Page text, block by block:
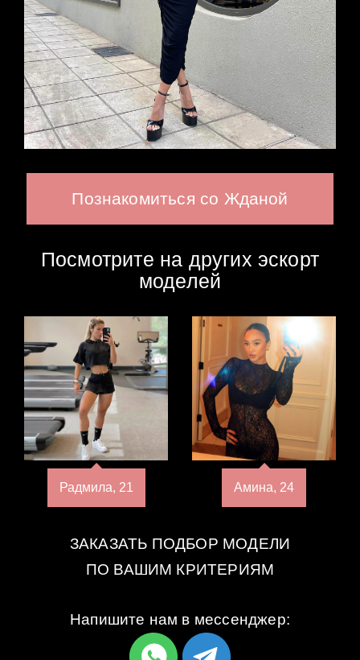
Познакомиться со Жданой
Посмотрите на других эскорт
моделей
Радмила, 21 Амина, 24
ЗАКАЗАТЬ ПОДБОР МОДЕЛИ
ПО ВАШИМ КРИТЕРИЯМ
Напишите нам в мессенджер: